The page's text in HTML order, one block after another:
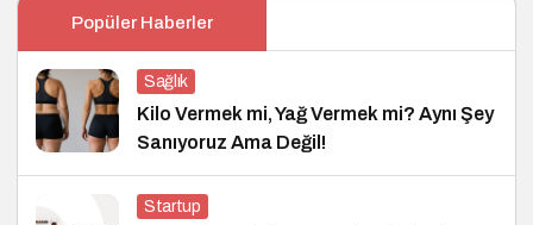
Popüler Haberler
Sağlık
Kilo Vermek mi, Yağ Vermek mi? Aynı Şey
Sanıyoruz Ama Değil!
Startup